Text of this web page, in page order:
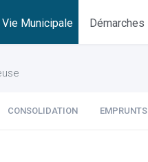
Vie Municipale Démarches
CONSOLIDATION EMPRUNTS